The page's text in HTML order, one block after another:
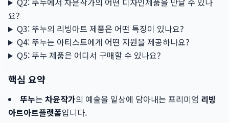
요?
Q3: 뚜누의 리빙아트 제품은 어떤 특징이 있나요?
Q4: 뚜누는 아티스트에게 어떤 지원을 제공하나요?
Q5: 뚜누 제품은 어디서 구매할 수 있나요?
핵심 요약
뚜누는 차윤작가의 예술을 일상에 담아내는 프리미엄 리빙
아트아트플랫폼입니다.